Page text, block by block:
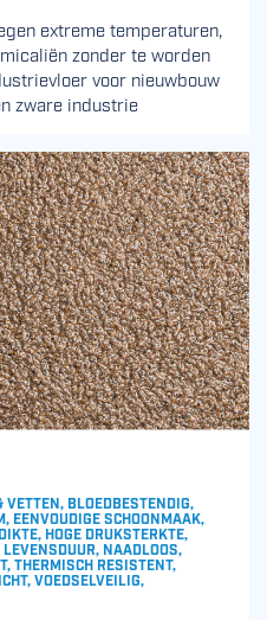
extreme temperaturen,
zonder te worden
voor nieuwbouw
zware industrie
BLOEDBESTENDIG,
EENVOUDIGE SCHOONMAAK,
HOGE DRUKSTERKTE,
NAADLOOS,
THERMISCH RESISTENT,
VOEDSELVEILIG,